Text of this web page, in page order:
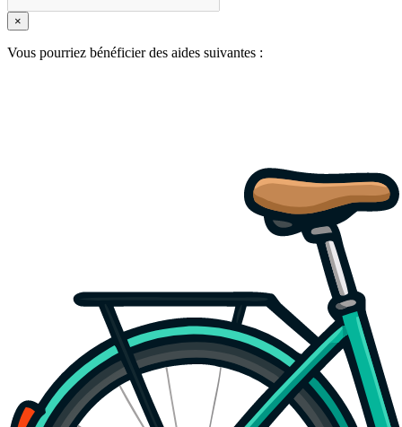
×
Vous pourriez bénéficier des aides suivantes :